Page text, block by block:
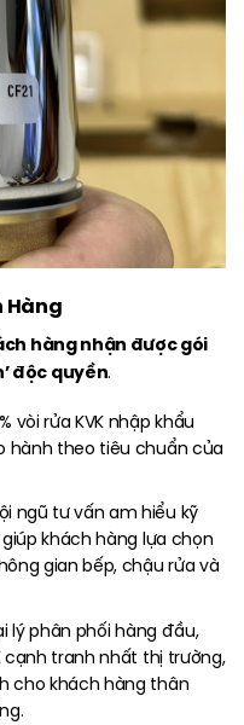
Hàng
hàng nhận được gói
độc quyền.
vòi rửa KVK nhập khẩu
hành theo tiêu chuẩn của
ngũ tư vấn am hiểu kỹ
khách hàng lựa chọn
gian bếp, chậu rửa và
lý phân phối hàng đầu,
cạnh tranh nhất thị trường,
cho khách hàng thân